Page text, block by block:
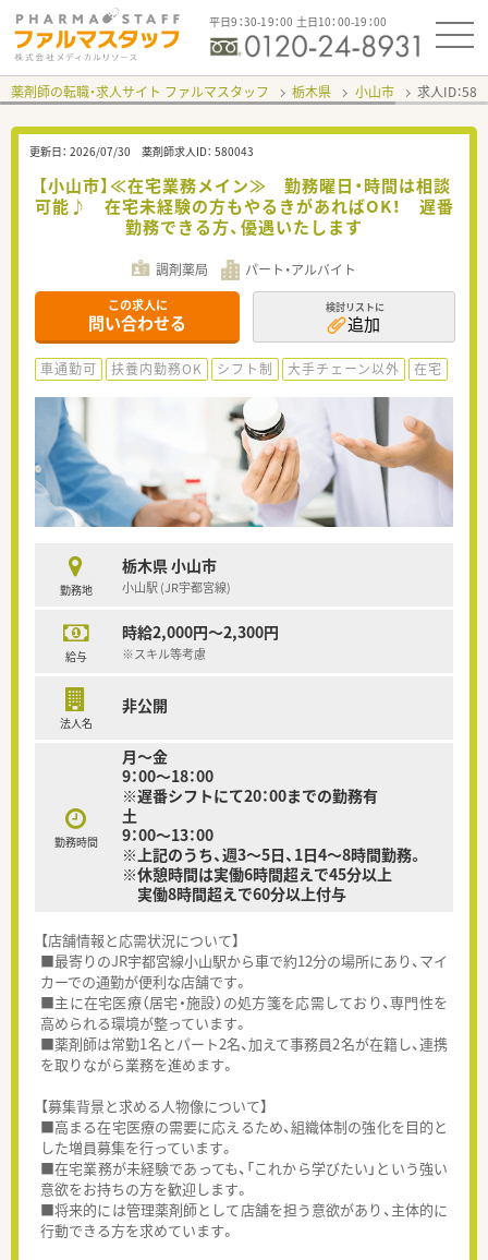
平日9：30-19：00 土日10：00-19：00
薬剤師の転職・求人サイト ファルマスタッフ 栃木県 小山市 求人ID：
更新日： 2026/07/30 薬剤師求人ID： 580043
【小山市】≪在宅業務メイン≫ 勤務曜日・時間は相談
可能♪ 在宅未経験の方もやるきがあればOK！ 遅番
勤務できる方、優遇いたします
調剤薬局 パート・アルバイト
この求人に
問い合わせる
検討リストに
追加
車通勤可 扶養内勤務OK シフト制 大手チェーン以外 在宅
勤務地
栃木県 小山市
小山駅 (JR宇都宮線)
給与
時給2,000円～2,300円
※スキル等考慮
法人名
非公開
勤務時間
月～金
9：00～18：00
※遅番シフトにて20：00までの勤務有
土
9：00～13：00
※上記のうち、週3～5日、1日4～8時間勤務。
※休憩時間は実働6時間超えで45分以上
実働8時間超えで60分以上付与
【店舗情報と応需状況について】
■最寄りのJR宇都宮線小山駅から車で約12分の場所にあり、マイ
カーでの通勤が便利な店舗です。
■主に在宅医療（居宅・施設）の処方箋を応需しており、専門性を
高められる環境が整っています。
■薬剤師は常勤1名とパート2名、加えて事務員2名が在籍し、連携
を取りながら業務を進めます。
【募集背景と求める人物像について】
■高まる在宅医療の需要に応えるため、組織体制の強化を目的と
した増員募集を行っています。
■在宅業務が未経験であっても、「これから学びたい」という強い
意欲をお持ちの方を歓迎します。
■将来的には管理薬剤師として店舗を担う意欲があり、主体的に
行動できる方を求めています。